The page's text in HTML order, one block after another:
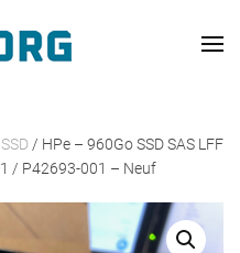
SSD / HPe – 960Go SSD SAS LFF
/ P42693-001 – Neuf